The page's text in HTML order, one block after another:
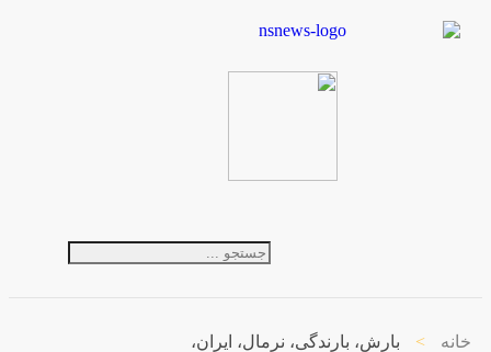
خانه > بارش، بارندگی، نرمال، ایران،